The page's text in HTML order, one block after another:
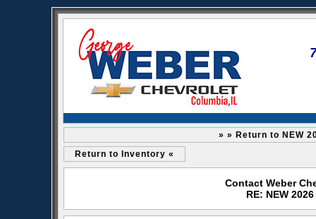
» » Return to NEW
Return to Inventory «
Contact Weber
RE: NEW